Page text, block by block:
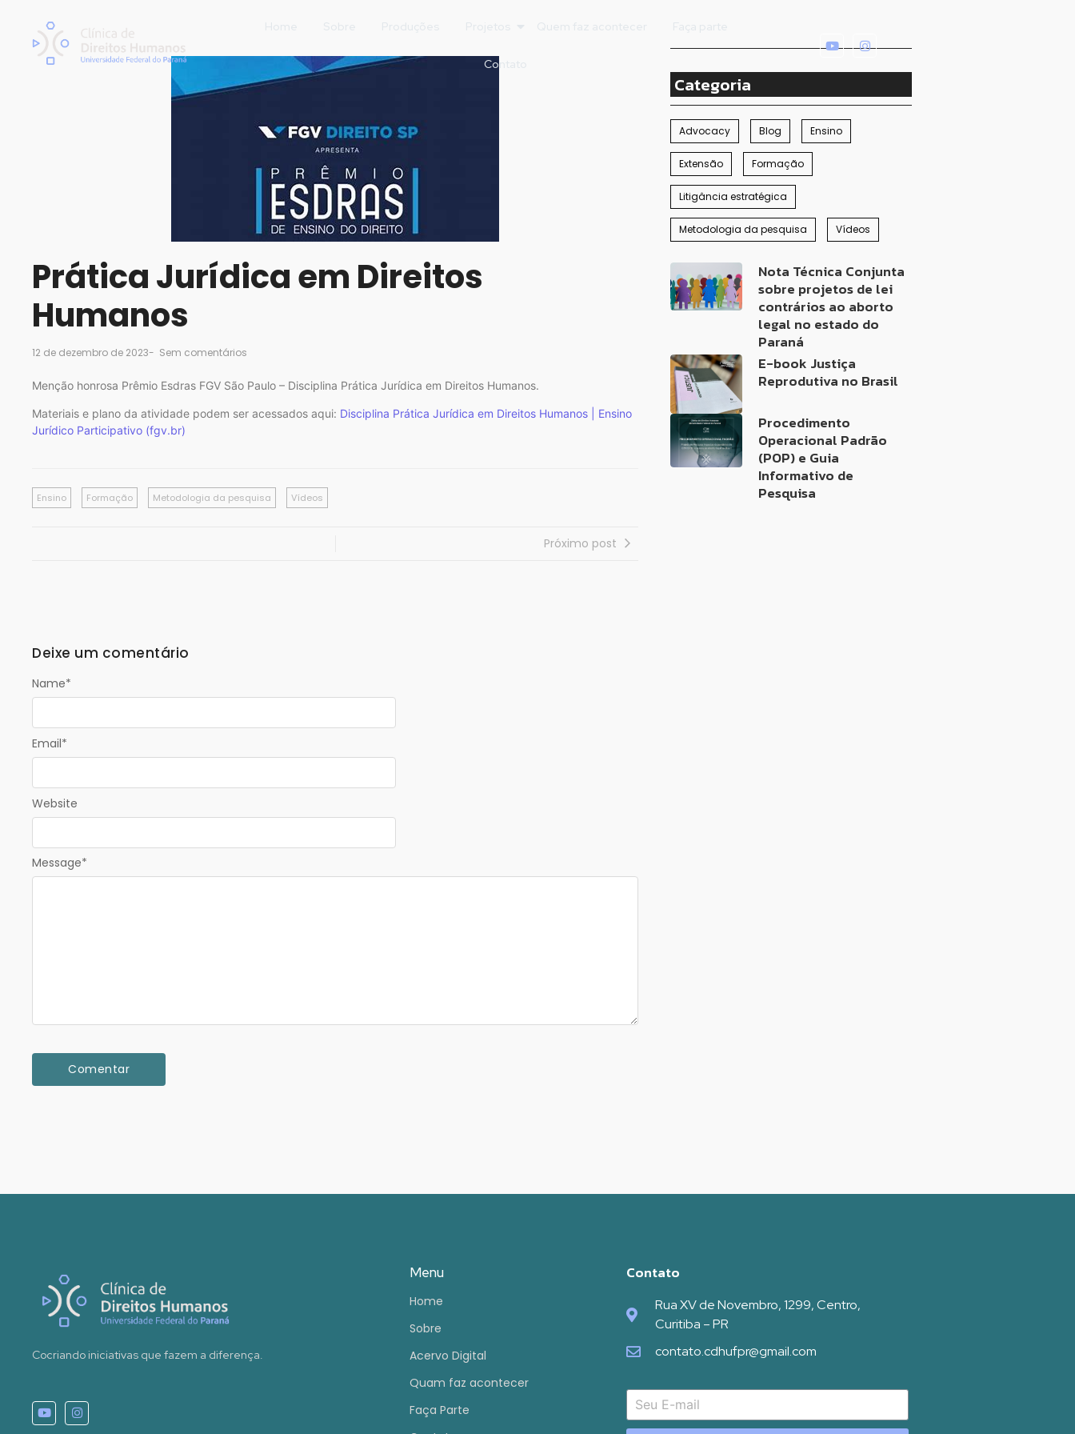
Contato
Prática Jurídica em Direitos
Humanos
12 de dezembro de 2023- Sem comentários
Menção honrosa Prêmio Esdras FGV São Paulo – Disciplina Prática Jurídica em Direitos Humanos.
Materiais e plano da atividade podem ser acessados aqui: Disciplina Prática Jurídica em Direitos Humanos | Ensino
Jurídico Participativo (fgv.br)
Ensino Formação Metodologia da pesquisa Vídeos
Próximo post
Deixe um comentário
Message*
Name*
Email*
Website
Categoria
Advocacy Blog Ensino
Extensão Formação
Litigância estratégica
Metodologia da pesquisa Vídeos
Nota Técnica Conjunta
sobre projetos de lei
contrários ao aborto
legal no estado do
Paraná
E-book Justiça
Reprodutiva no Brasil
Procedimento
Operacional Padrão
(POP) e Guia
Informativo de
Pesquisa
Cocriando iniciativas que fazem a diferença.
Menu
Home
Sobre
Acervo Digital
Quam faz acontecer
Faça Parte
Contato
Rua XV de Novembro, 1299, Centro,
Curitiba – PR
contato.cdhufpr@gmail.com